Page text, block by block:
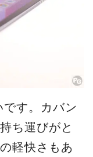
す。カバン
ち運びがと
軽快さもあ